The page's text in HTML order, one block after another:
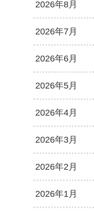
2026年8月
2026年7月
2026年6月
2026年5月
2026年4月
2026年3月
2026年2月
2026年1月